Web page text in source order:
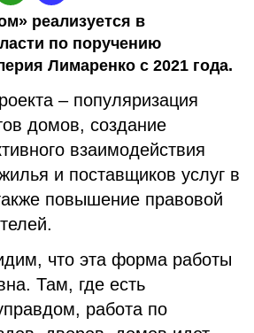
реализуется в
по поручению
Лимаренко с 2021 года.
– популяризация
домов, создание
взаимодействия
и поставщиков услуг в
повышение правовой
что эта форма работы
Там, где есть
работа по